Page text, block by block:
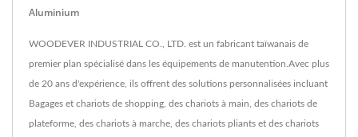
Aluminium
WOODEVER INDUSTRIAL CO., LTD. est un fabricant taïwanais de
premier plan spécialisé dans les équipements de manutention.Avec plus
de 20 ans d'expérience, ils offrent des solutions personnalisées incluant
Bagages et chariots de shopping, des chariots à main, des chariots de
plateforme, des chariots à marche, des chariots pliants et des chariots